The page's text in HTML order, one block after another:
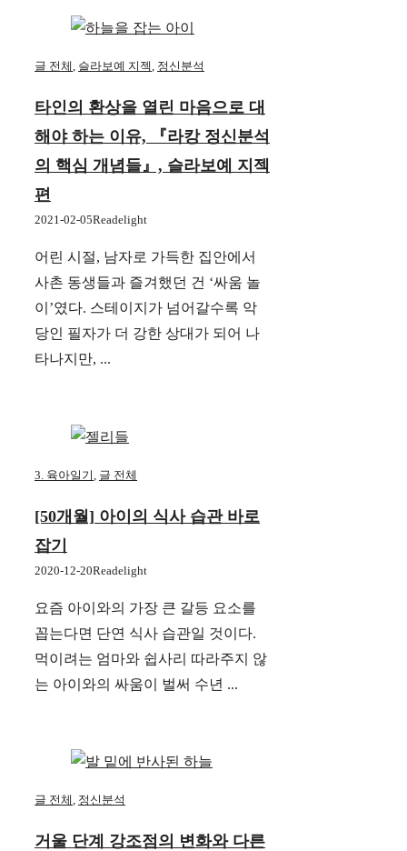
글 전체, 슬라보예 지젝, 정신분석
타인의 환상을 열린 마음으로 대
해야 하는 이유, 『라캉 정신분석
의 핵심 개념들』, 슬라보예 지젝
편
2021-02-05Readelight
어린 시절, 남자로 가득한 집안에서
사촌 동생들과 즐겨했던 건 ‘싸움 놀
이’였다. 스테이지가 넘어갈수록 악
당인 필자가 더 강한 상대가 되어 나
타나지만, ...
3. 육아일기 글 전체
[50개월] 아이의 식사 습관 바로
잡기
2020-12-20Readelight
요즘 아이와의 가장 큰 갈등 요소를
꼽는다면 단연 식사 습관일 것이다.
먹이려는 엄마와 쉽사리 따라주지 않
는 아이와의 싸움이 벌써 수년 ...
글 전체 정신분석
거울 단계 강조점의 변화와 다른